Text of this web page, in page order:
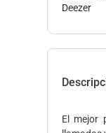
Deezer
El mejor